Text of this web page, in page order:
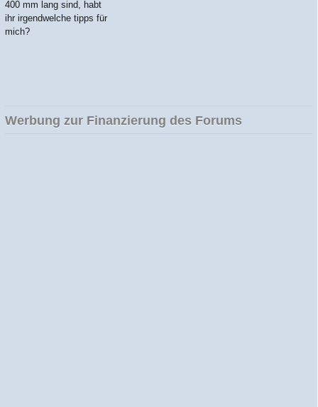
400 mm lang sind, habt
ihr irgendwelche tipps für
mich?
Werbung zur Finanzierung des Forums